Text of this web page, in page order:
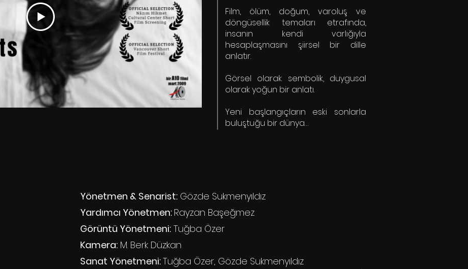
Film, ölüm, doğum, varoluş ve
döngüsellik temaları etrafında,
insanın kendi varlığıyla
hesaplaşmasını şiirsel bir dille
anlatır.
Görsel olarak sembolik, duygusal
olarak yoğun bir anlatı.
Yeni başlangıçların eski sonlarla
buluştuğu bir dünya…
Yönetmen & Senarist: Gözde Sukmenyıldız
Yardımcı Yönetmen: Rayzan Başeğmez
Görüntü Yönetmeni: Tuğba Özer
Kamera: M. Berk Düzkan
Sanat Yönetmeni:Tuğba Özer, Gözde Sukmenyıldız